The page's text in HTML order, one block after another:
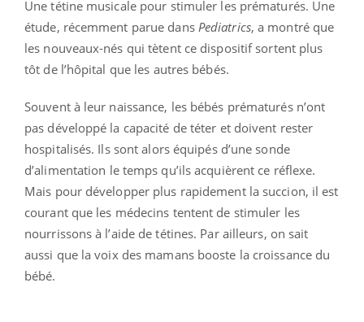
Une tétine musicale pour stimuler les prématurés. Une
étude, récemment parue dans Pediatrics, a montré que
les nouveaux-nés qui tètent ce dispositif sortent plus
tôt de l’hôpital que les autres bébés.
Souvent à leur naissance, les bébés prématurés n’ont
pas développé la capacité de téter et doivent rester
hospitalisés. Ils sont alors équipés d’une sonde
d’alimentation le temps qu’ils acquièrent ce réflexe.
Mais pour développer plus rapidement la succion, il est
courant que les médecins tentent de stimuler les
nourrissons à l’aide de tétines. Par ailleurs, on sait
aussi que la voix des mamans booste la croissance du
bébé.